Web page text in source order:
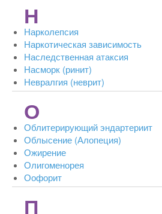
Н
Нарколепсия
Наркотическая зависимость
Наследственная атаксия
Насморк (ринит)
Невралгия (неврит)
О
Облитерирующий эндартериит
Облысение (Алопеция)
Ожирение
Олигоменорея
Оофорит
П